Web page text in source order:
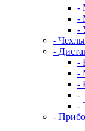
-
-
-
-
-
-
-
-
-
-
-